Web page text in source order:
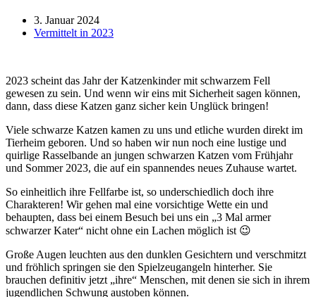
3. Januar 2024
Vermittelt in 2023
2023 scheint das Jahr der Katzenkinder mit schwarzem Fell
gewesen zu sein. Und wenn wir eins mit Sicherheit sagen können,
dann, dass diese Katzen ganz sicher kein Unglück bringen!
Viele schwarze Katzen kamen zu uns und etliche wurden direkt im
Tierheim geboren. Und so haben wir nun noch eine lustige und
quirlige Rasselbande an jungen schwarzen Katzen vom Frühjahr
und Sommer 2023, die auf ein spannendes neues Zuhause wartet.
So einheitlich ihre Fellfarbe ist, so underschiedlich doch ihre
Charakteren! Wir gehen mal eine vorsichtige Wette ein und
behaupten, dass bei einem Besuch bei uns ein „3 Mal armer
schwarzer Kater“ nicht ohne ein Lachen möglich ist 😉
Große Augen leuchten aus den dunklen Gesichtern und verschmitzt
und fröhlich springen sie den Spielzeugangeln hinterher. Sie
brauchen definitiv jetzt „ihre“ Menschen, mit denen sie sich in ihrem
jugendlichen Schwung austoben können.